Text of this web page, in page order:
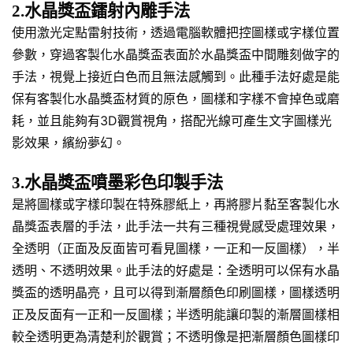
2.水晶獎盃鐳射內雕手法
使用激光定點雷射技術，透過電腦軟體把控圖樣或字樣位置
參數，穿過客製化水晶獎盃表面於水晶獎盃中間雕刻做字的
手法，視覺上接近白色而且無法感觸到。此種手法好處是能
保有客製化水晶獎盃材質的原色，圖樣和字樣不會掉色或磨
耗，並且能夠有3D觀賞視角，搭配光線可產生文字圖樣光
影效果，繽紛夢幻。
3.水晶獎盃噴墨彩色印製手法
是將圖樣或字樣印製在特殊膠紙上，再將膠片黏至客製化水
晶獎盃表層的手法，此手法一共有三種視覺感受處理效果，
全透明（正面及反面皆可看見圖樣，一正和一反圖樣），半
透明、不透明效果。此手法的好處是：全透明可以保有水晶
獎盃的透明晶亮，且可以得到漸層顏色印刷圖樣，圖樣透明
正及反面有一正和一反圖樣；半透明能讓印製的漸層圖樣相
較全透明更為清楚利於觀賞；不透明像是把漸層顏色圖樣印